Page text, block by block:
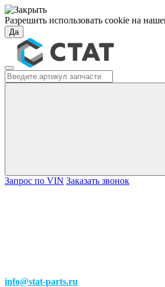
Разрешить использовать cookie на
Да
Запрос по VIN Заказать звонок
info@stat-parts.ru